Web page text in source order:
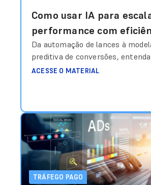
Como usar IA para
performance com
inteligência
Da automação de lances à
preditiva de conversões,
estruturar dados, treinar
“operador de painel”. Ajustava
manualmente, escolhia palavra-
definia segmentação, pausava
base em feeling e comemorava
Ler mais
ACESSE O MATERIAL
TRÁFEGO PAGO